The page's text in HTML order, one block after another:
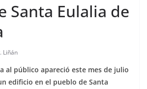
Santa Eulalia de
Liñán
al público apareció este mes de julio
edificio en el pueblo de Santa